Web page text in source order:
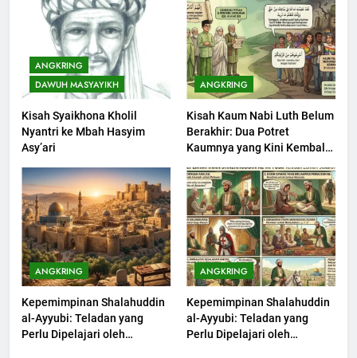
ANGKRING
DAWUH MASYAYIKH
Kisah Syaikhona Kholil
Nyantri ke Mbah Hasyim
Asy’ari
ANGKRING
Kisah Kaum Nabi Luth Belum
Berakhir: Dua Potret
Kaumnya yang Kini Kembali
ANGKRING
Kepemimpinan Shalahuddin
al-Ayyubi: Teladan yang
Perlu Dipelajari oleh
ANGKRING
Kepemimpinan Shalahuddin
al-Ayyubi: Teladan yang
Perlu Dipelajari oleh
201
Khutbah Jumat: Bulan
Muharram Bulan Bersejarah
KHUTBAH
1
Kebaikan dan Pengaruhnya
dalam Jiwa Manusia
KHUTBAH
2
Khutbah Jumat: Safar Bukan
Bulan Sial
KHUTBAH